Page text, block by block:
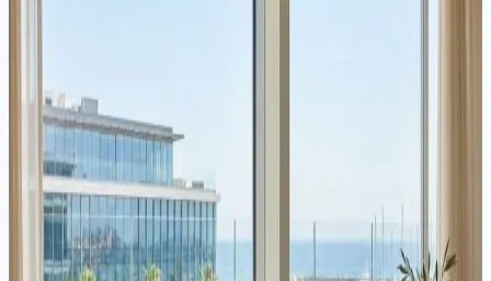
Nu există o singură cea mai bună țară pentru a deschide o companie
în Europa. Răspunsul depinde de modelul dumneavoastră de afaceri,
unde se află clienții dumneavoastră și cât sunteți dispus să cheltuiți
pe conformitate. Acest ghid compară șapte jurisdicții din UE pe baza
factorilor care contează cu adevărat.
Corporativ·11 min citire